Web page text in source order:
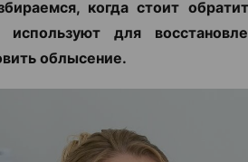
когда стоит
используют для
облысение.